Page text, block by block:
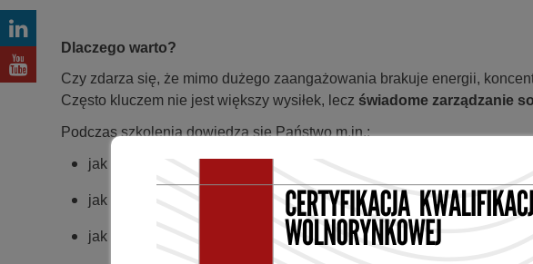
Dlaczego warto?
Czy zdarza się, że mimo dużego zaangażowania brakuje energii,
Często kluczem nie jest większy wysiłek, lecz świadome zarządzanie
Podczas szkolenia dowiedzą się Państwo m.in.:
jak rozpoznawać i zmieniać nawyki, które ograniczają efektywność,
jak budować rutyny wspierające koncentrację i lepsze decyzje,
jak lepiej zarządzać sobą w czasie, by działać skuteczniej i